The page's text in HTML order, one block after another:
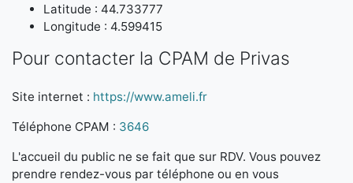
Latitude : 44.733777
Longitude : 4.599415
Pour contacter la CPAM de Privas
Site internet : https://www.ameli.fr
Téléphone CPAM : 3646
L'accueil du public ne se fait que sur RDV. Vous pouvez
prendre rendez-vous par téléphone ou en vous